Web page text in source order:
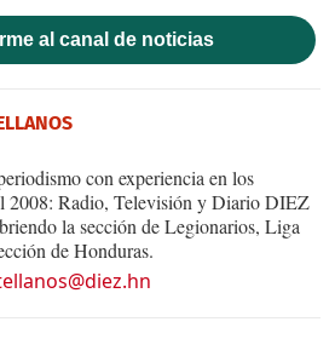
al canal de noticias
con experiencia en los
2008: Radio, Televisión y Diario DIEZ
la sección de Legionarios, Liga
de Honduras.